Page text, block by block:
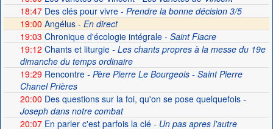
18:47Des clés pour vivre- Prendre la bonne décision 3/5
19:00 Angélus - En direct
19:03 Chronique d'écologie intégrale- Saint Fiacre
19:12 Chants et liturgie- Les chants propres à la messe du 19e
dimanche du temps ordinaire
19:29Rencontre- Père Pierre Le Bourgeois - Saint Pierre
Chanel Prières
20:00 Des questions sur la foi, qu'on se pose quelquefois-
Joseph dans notre combat
20:07En parler c'est parfois la clé- Un pas apres l'autre